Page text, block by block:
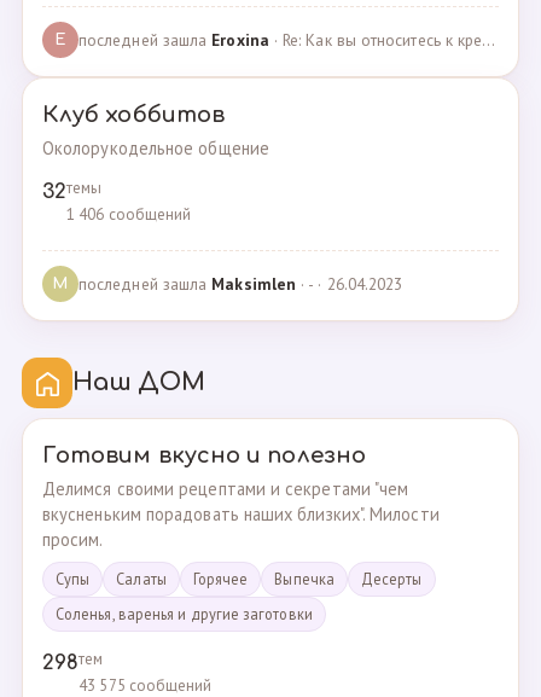
E последней зашла Eroxina · Re: Как вы относитесь к кредитам? · 06.04.2025
Клуб хоббитов
Околорукодельное общение
32темы
1 406 сообщений
M последней зашла Maksimlen · - · 26.04.2023
Наш ДОМ
Готовим вкусно и полезно
Делимся своими рецептами и секретами "чем
вкусненьким порадовать наших близких". Милости
просим.
Супы Cалаты Горячее Выпечка
Десерты
Соленья, варенья и другие заготовки
298тем
43 575 сообщений